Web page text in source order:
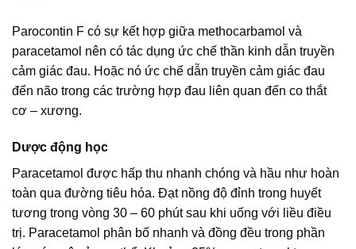
Parocontin F có sự kết hợp giữa methocarbamol và
paracetamol nên có tác dụng ức chế thần kinh dẫn truyền
cảm giác đau. Hoặc nó ức chế dẫn truyền cảm giác đau
đến não trong các trường hợp đau liên quan đến co thắt
cơ – xương.
Dược động học
Paracetamol được hấp thu nhanh chóng và hầu như hoàn
toàn qua đường tiêu hóa. Đạt nồng độ đỉnh trong huyết
tương trong vòng 30 – 60 phút sau khi uống với liều điều
trị. Paracetamol phân bố nhanh và đồng đều trong phần